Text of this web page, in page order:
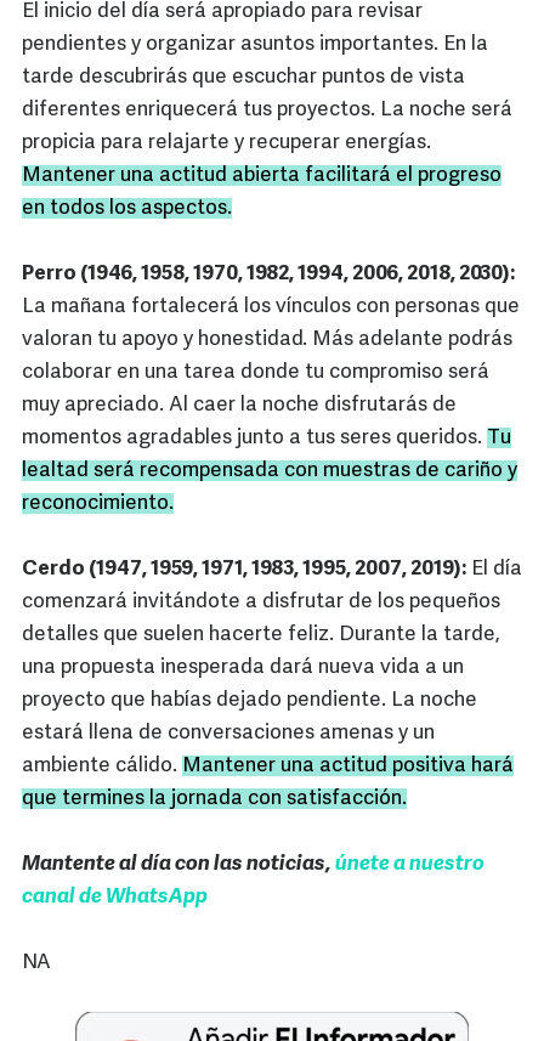
El inicio del día será apropiado para revisar
pendientes y organizar asuntos importantes. En la
tarde descubrirás que escuchar puntos de vista
diferentes enriquecerá tus proyectos. La noche será
propicia para relajarte y recuperar energías.
Mantener una actitud abierta facilitará el progreso
en todos los aspectos.
Perro (1946, 1958, 1970, 1982, 1994, 2006, 2018, 2030):
La mañana fortalecerá los vínculos con personas que
valoran tu apoyo y honestidad. Más adelante podrás
colaborar en una tarea donde tu compromiso será
muy apreciado. Al caer la noche disfrutarás de
momentos agradables junto a tus seres queridos. Tu
lealtad será recompensada con muestras de cariño y
reconocimiento.
Cerdo (1947, 1959, 1971, 1983, 1995, 2007, 2019): El día
comenzará invitándote a disfrutar de los pequeños
detalles que suelen hacerte feliz. Durante la tarde,
una propuesta inesperada dará nueva vida a un
proyecto que habías dejado pendiente. La noche
estará llena de conversaciones amenas y un
ambiente cálido. Mantener una actitud positiva hará
que termines la jornada con satisfacción.
Mantente al día con las noticias, únete a nuestro
canal de WhatsApp
NA